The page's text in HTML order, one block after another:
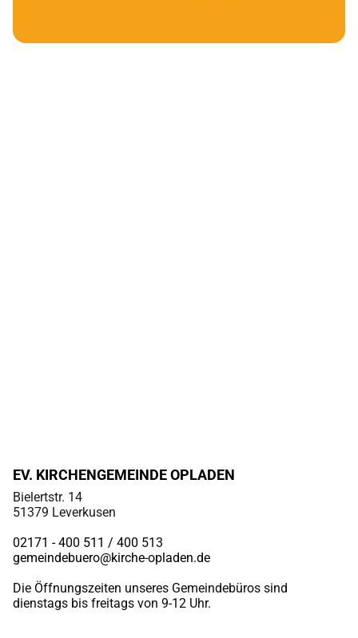
EV. KIRCHENGEMEINDE OPLADEN
Bielertstr. 14
51379 Leverkusen
02171 - 400 511 / 400 513
gemeindebuero@kirche-opladen.de
Die Öffnungszeiten unseres Gemeindebüros sind
dienstags bis freitags von 9-12 Uhr.